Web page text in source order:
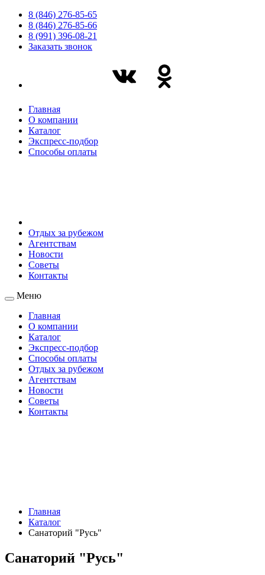
8 (846) 276-85-65
8 (846) 276-85-66
8 (991) 396-08-21
Заказать звонок
Главная
О компании
Каталог
Экспресс-подбор
Способы оплаты
Отдых за рубежом
Агентствам
Новости
Советы
Контакты
Меню
Главная
О компании
Каталог
Экспресс-подбор
Способы оплаты
Отдых за рубежом
Агентствам
Новости
Советы
Контакты
Главная
Каталог
Санаторий "Русь"
Санаторий "Русь"